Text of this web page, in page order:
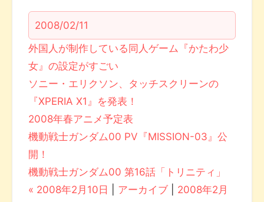
2008/02/11
外国人が制作している同人ゲーム『かたわ少
女』の設定がすごい
ソニー・エリクソン、タッチスクリーンの
『XPERIA X1』を発表！
2008年春アニメ予定表
機動戦士ガンダム00 PV『MISSION-03』公
開！
機動戦士ガンダム00 第16話「トリニティ」
« 2008年2月10日
アーカイブ
2008年2月